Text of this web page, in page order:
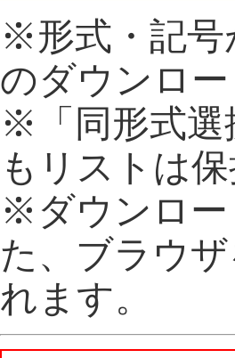
※形式・記号
のダウンロ
※「同形式選
もリストは
※ダウンロー
た、ブラウ
れます。